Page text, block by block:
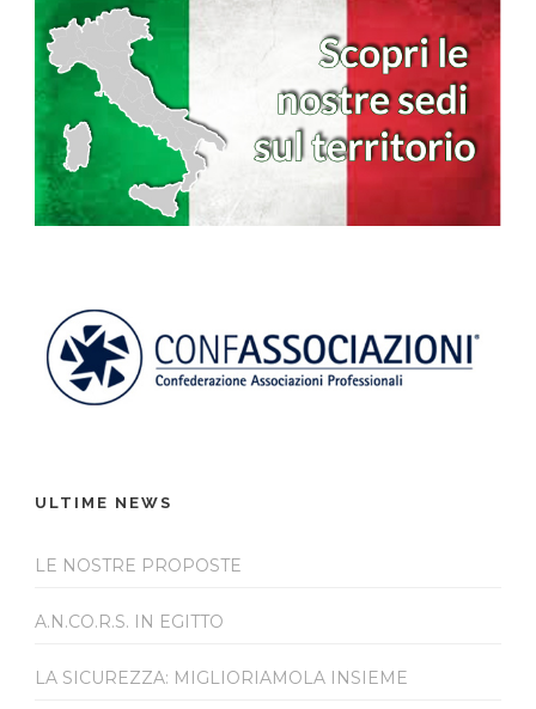
ULTIME NEWS
LE NOSTRE PROPOSTE
A.N.CO.R.S. IN EGITTO
LA SICUREZZA: MIGLIORIAMOLA INSIEME